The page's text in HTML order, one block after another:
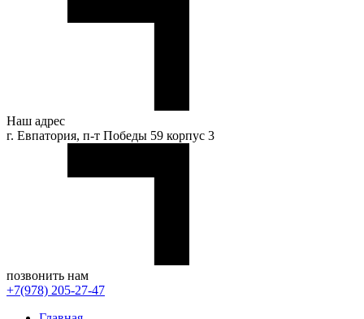
Наш адрес
г. Евпатория, п-т Победы 59 корпус 3
позвонить нам
+7(978) 205-27-47